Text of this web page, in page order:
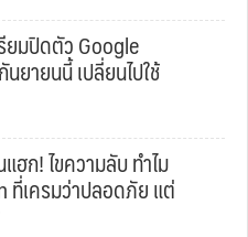
ยมปิดตัว Google
ยายนนี้ เปลี่ยนไปใช้
ฮก! ไขความลับ ทำไม
ที่เครมว่าปลอดภัย แต่